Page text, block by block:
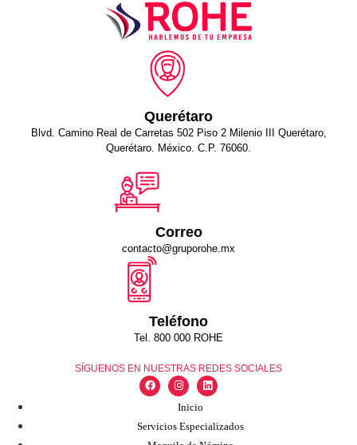
Querétaro
Blvd. Camino Real de Carretas 502 Piso 2 Milenio III Querétaro,
Querétaro. México. C.P. 76060.
Correo
contacto@gruporohe.mx
Teléfono
Tel. 800 000 ROHE
SÍGUENOS EN NUESTRAS REDES SOCIALES
Inicio
Servicios Especializados